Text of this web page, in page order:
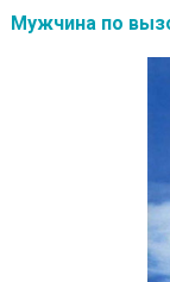
Мужчина по